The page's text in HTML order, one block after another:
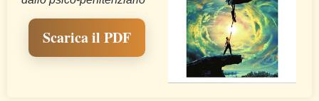
Scarica il PDF